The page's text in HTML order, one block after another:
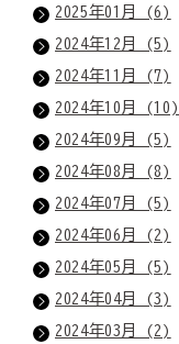
2025年01月 (6)
2024年12月 (5)
2024年11月 (7)
2024年10月 (10)
2024年09月 (5)
2024年08月 (8)
2024年07月 (5)
2024年06月 (2)
2024年05月 (5)
2024年04月 (3)
2024年03月 (2)